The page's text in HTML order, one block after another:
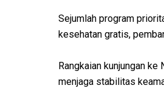
Sejumlah program
kesehatan gratis,
Rangkaian kunjungan
menjaga stabilitas